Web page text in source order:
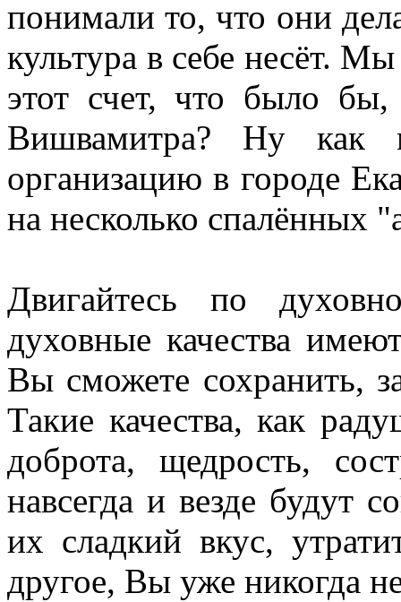
понимали то, что они
культура в себе несёт.
этот счет, что было бы,
Вишвамитра? Ну
организацию в городе
на несколько спалённых
Двигайтесь по
духовные качества
Вы сможете сохранить,
Такие качества, как
доброта, щедрость,
навсегда и везде будут
их сладкий вкус,
другое, Вы уже никогда